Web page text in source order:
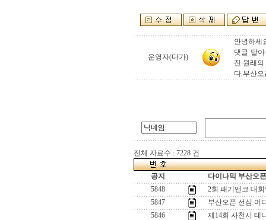
운영자(다가)
안녕하세
댓글 달
진 원래
다.부산
전체 자료수 : 7228 건
공지
다이나믹 부산오
5848
2회 패기앤코 대
5847
부산오픈 선심 어
5846
제14회 사천시 테